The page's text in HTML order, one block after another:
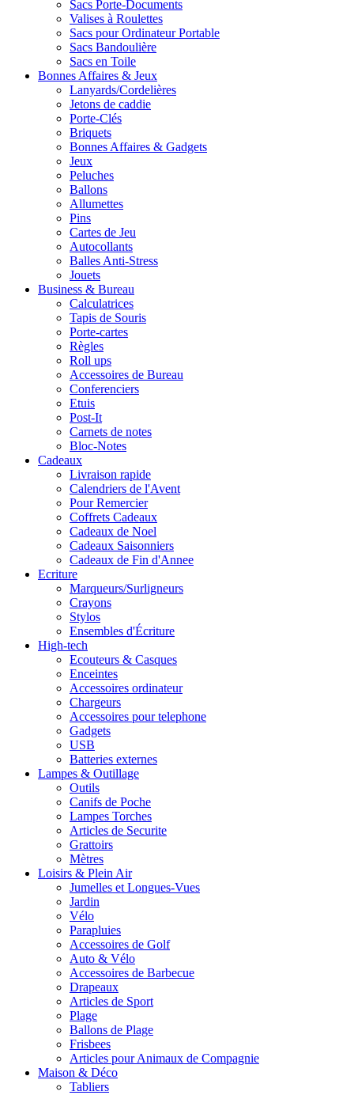
Sacs Porte-Documents
Valises à Roulettes
Sacs pour Ordinateur Portable
Sacs Bandoulière
Sacs en Toile
Bonnes Affaires & Jeux
Lanyards/Cordelières
Jetons de caddie
Porte-Clés
Briquets
Bonnes Affaires & Gadgets
Jeux
Peluches
Ballons
Allumettes
Pins
Cartes de Jeu
Autocollants
Balles Anti-Stress
Jouets
Business & Bureau
Calculatrices
Tapis de Souris
Porte-cartes
Règles
Roll ups
Accessoires de Bureau
Conferenciers
Etuis
Post-It
Carnets de notes
Bloc-Notes
Cadeaux
Livraison rapide
Calendriers de l'Avent
Pour Remercier
Coffrets Cadeaux
Cadeaux de Noel
Cadeaux Saisonniers
Cadeaux de Fin d'Annee
Ecriture
Marqueurs/Surligneurs
Crayons
Stylos
Ensembles d'Écriture
High-tech
Ecouteurs & Casques
Enceintes
Accessoires ordinateur
Chargeurs
Accessoires pour telephone
Gadgets
USB
Batteries externes
Lampes & Outillage
Outils
Canifs de Poche
Lampes Torches
Articles de Securite
Grattoirs
Mètres
Loisirs & Plein Air
Jumelles et Longues-Vues
Jardin
Vélo
Parapluies
Accessoires de Golf
Auto & Vélo
Accessoires de Barbecue
Drapeaux
Articles de Sport
Plage
Ballons de Plage
Frisbees
Articles pour Animaux de Compagnie
Maison & Déco
Tabliers